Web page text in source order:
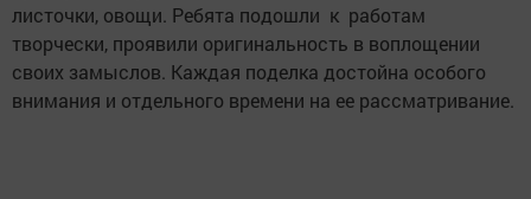
листочки, овощи. Ребята подошли к работам
творчески, проявили оригинальность в воплощении
своих замыслов. Каждая поделка достойна особого
внимания и отдельного времени на ее рассматривание.